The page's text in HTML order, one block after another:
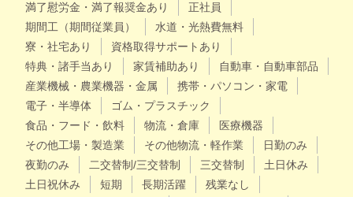
満了慰労金・満了報奨金あり
正社員
期間工（期間従業員）
水道・光熱費無料
寮・社宅あり
資格取得サポートあり
特典・諸手当あり
家賃補助あり
自動車・自動車部品
産業機械・農業機器・金属
携帯・パソコン・家電
電子・半導体
ゴム・プラスチック
食品・フード・飲料
物流・倉庫
医療機器
その他工場・製造業
その他物流・軽作業
日勤のみ
夜勤のみ
二交替制/三交替制 三交替制
土日休み
土日祝休み
短期 長期活躍
残業なし